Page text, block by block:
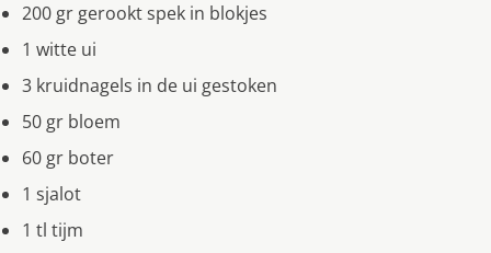
200 gr gerookt spek in blokjes
1 witte ui
3 kruidnagels in de ui gestoken
50 gr bloem
60 gr boter
1 sjalot
1 tl tijm